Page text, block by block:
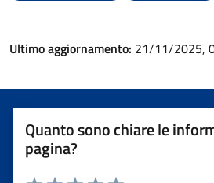
Ultimo aggiornamento: 21/11/2025,
Quanto sono chiare le
pagina?